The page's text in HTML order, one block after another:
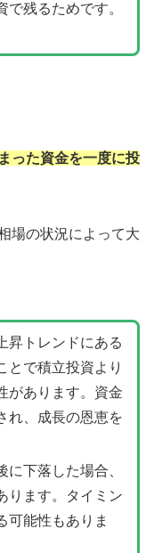
残るためです。
った資金を一度に投
場の状況によって大
昇トレンドにある
とで積立投資より
があります。資金
れ、成長の恩恵を
に下落した場合、
ります。タイミン
可能性もありま